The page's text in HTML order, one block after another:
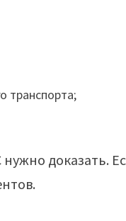
транспорта;
доказать.